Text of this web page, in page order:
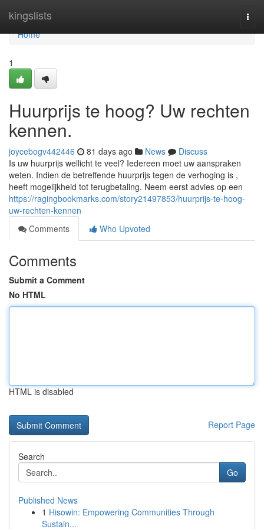
kingslists
Home
Home
1
Huurprijs te hoog? Uw rechten
kennen.
joycebogv442446 81 days ago News
Discuss
Is uw huurprijs wellicht te veel? Iedereen moet uw aanspraken
weten. Indien de betreffende huurprijs tegen de verhoging is ,
heeft mogelijkheid tot terugbetaling. Neem eerst advies op een
https://ragingbookmarks.com/story21497853/huurprijs-te-hoog-
uw-rechten-kennen
Comments
Who Upvoted
Comments
Submit a Comment
No HTML
HTML is disabled
Report Page
Search
Go
Published News
1 Hisowin: Empowering Communities Through
Sustain...